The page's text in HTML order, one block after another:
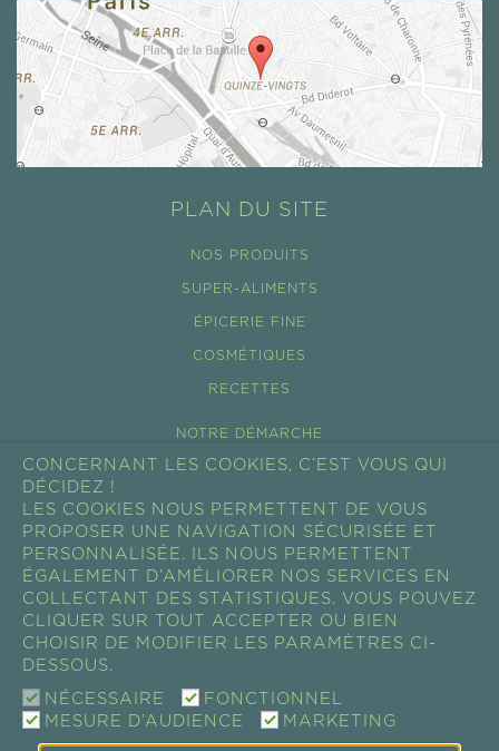
PLAN DU SITE
NOS PRODUITS
SUPER-ALIMENTS
ÉPICERIE FINE
COSMÉTIQUES
RECETTES
NOTRE DÉMARCHE
ÉCO-TOURISME
NOS FILIÈRES
ACTUALITÉS
SHOW ROOM
PROFESSIONNEL
RESSOURCES
CONCERNANT LES COOKIES, C’EST VOUS QUI
DÉCIDEZ !
LES COOKIES NOUS PERMETTENT DE VOUS
PROPOSER UNE NAVIGATION SÉCURISÉE ET
PERSONNALISÉE. ILS NOUS PERMETTENT
ÉGALEMENT D’AMÉLIORER NOS SERVICES EN
COLLECTANT DES STATISTIQUES. VOUS POUVEZ
CLIQUER SUR TOUT ACCEPTER OU BIEN
CHOISIR DE MODIFIER LES PARAMÈTRES CI-
DESSOUS.
NÉCESSAIRE
FONCTIONNEL
MESURE D’AUDIENCE
MARKETING